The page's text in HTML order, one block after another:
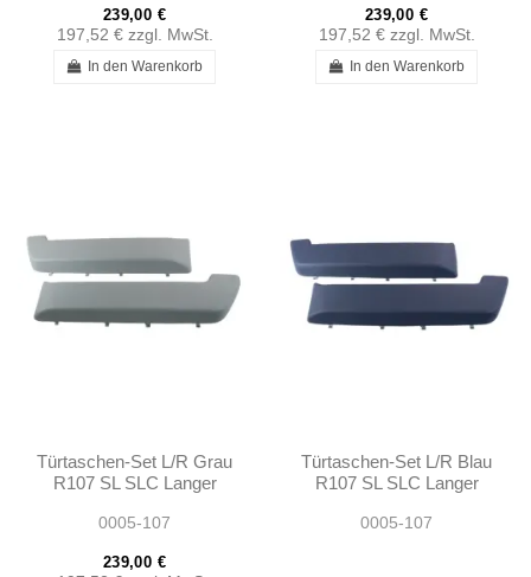
239,00 €
197,52 € zzgl. MwSt.
In den Warenkorb
239,00 €
197,52 € zzgl. MwSt.
In den Warenkorb
Türtaschen-Set L/R Grau
R107 SL SLC Langer
0005-107
239,00 €
Türtaschen-Set L/R Blau
R107 SL SLC Langer
0005-107